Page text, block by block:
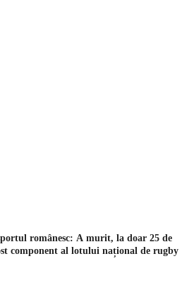
românesc: A murit, la doar 25 de
component al lotului național de rugby